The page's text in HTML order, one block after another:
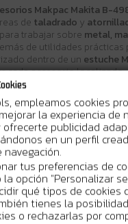
Makpac Makita B-
de taladrado y
para trabajar sobre metal,
de utilidades prácticas
dentro de un estuche
cada accesorio localizado.
técnicas
116 piezas
15 uds (HSS-G)
6 uds
6 uds
empleamos cookies
la experiencia de
publicidad
en un perfil
tus preferencias de
opción "Personalizar
qué tipos de cookies
tienes la
o rechazarlas por